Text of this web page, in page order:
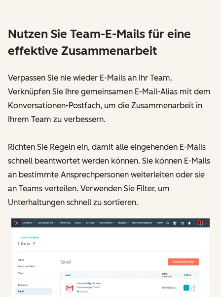
Nutzen Sie Team-E-Mails für eine
effektive Zusammenarbeit
Verpassen Sie nie wieder E-Mails an Ihr Team.
Verknüpfen Sie Ihre gemeinsamen E-Mail-Alias mit dem
Konversationen-Postfach, um die Zusammenarbeit in
Ihrem Team zu verbessern.
Richten Sie Regeln ein, damit alle eingehenden E-Mails
schnell beantwortet werden können. Sie können E-Mails
an bestimmte Ansprechpersonen weiterleiten oder sie
an Teams verteilen. Verwenden Sie Filter, um
Unterhaltungen schnell zu sortieren.